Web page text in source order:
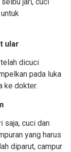
jari, cuci
ular
dicuci
pada luka
ke dokter.
saja, cuci dan
yang harus
diparut, campur